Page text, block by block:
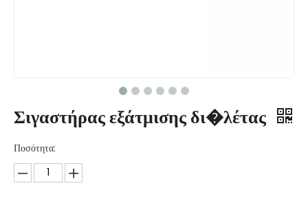
Σιγαστήρας εξάτμισης δι�λέτας
Ποσότητα: